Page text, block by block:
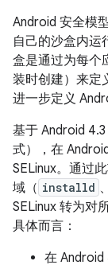
Android 安全模
自己的沙盒内运
盒是通过为每个
装时创建）来定
进一步定义
基于 Android
式），在
SELinux。通过
域（ installd 、
SELinux 转为对
具体而言：
在 Android